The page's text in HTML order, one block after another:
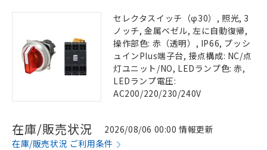
セレクタスイッチ（φ30）, 照光, 3
ノッチ, 金属ベゼル, 左に自動復帰,
操作部色: 赤（透明）, IP66, プッシ
ュインPlus端子台, 接点構成: NC/点
灯ユニット/NO, LEDランプ色: 赤,
LEDランプ電圧:
AC200/220/230/240V
在庫/販売状況
2026/08/06 00:00 情報更新
在庫/販売状況 ご利用条件